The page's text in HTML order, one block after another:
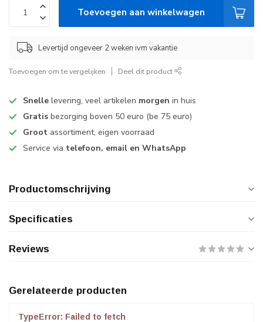
Toevoegen aan winkelwagen
Levertijd ongeveer 2 weken ivm vakantie
Toevoegen om te vergelijken Deel dit product
Snelle levering, veel artikelen morgen in huis
Gratis bezorging boven 50 euro (be 75 euro)
Groot assortiment, eigen voorraad
Service via telefoon, email en WhatsApp
Productomschrijving
Specificaties
Reviews
Gerelateerde producten
TypeError: Failed to fetch